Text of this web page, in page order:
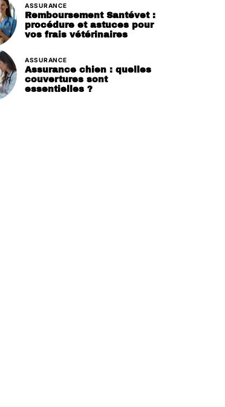
ASSURANCE
Remboursement Santévet :
procédure et astuces pour
vos frais vétérinaires
ASSURANCE
Assurance chien : quelles
couvertures sont
essentielles ?